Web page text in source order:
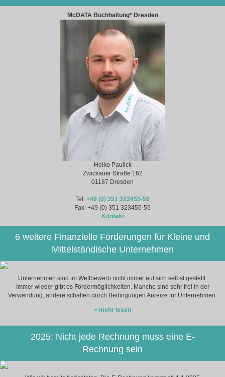
McDATA Buchhaltung* Dresden
Heiko Paulick
Zwickauer Straße 162
01187 Dresden
Tel: +49 (0) 351 323455-56
Fax: +49 (0) 351 323455-55
Kontakt
6 weitere Finanzielle Förderungen für Kleine und
Mittelständische Unternehmen
Unternehmen sind im Wettbewerb nicht immer auf sich selbst gestellt.
Immer wieder gibt es Fördermöglichkeiten. Manche sind sehr frei in der
Verwendung, andere schaffen durch Bedingungen Anreize für Unternehmen.
> mehr lesen
2025: Nicht jede Rechnung muss eine E-
Rechnung sein